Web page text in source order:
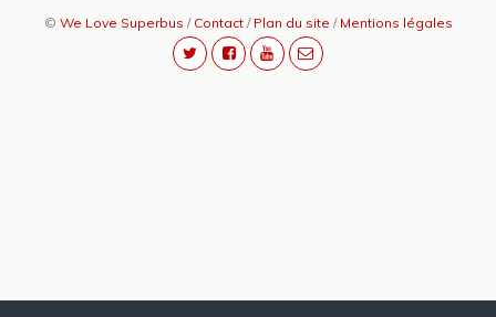
© We Love Superbus / Contact/ Plan du site / Mentions légales